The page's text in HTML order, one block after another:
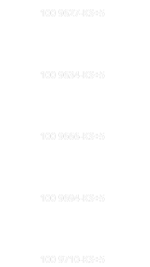
100 9627-KS+5
100 9634-KS+5
100 9666-KS+5
100 9694-KS+5
100 9710-KS+5